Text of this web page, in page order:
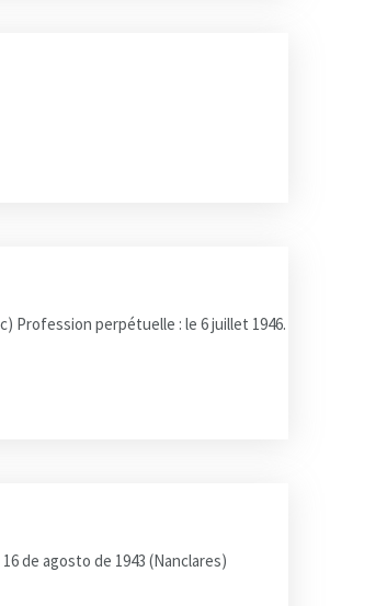
Profession perpétuelle : le 6 juillet 1946.
de agosto de 1943 (Nanclares)